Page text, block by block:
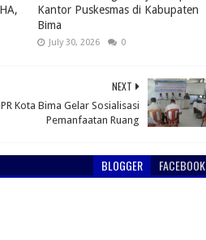
Kantor Puskesmas di Kabupaten
Bima
July 30, 2026 0
NEXT
Kota Bima Gelar Sosialisasi
Pemanfaatan Ruang
BLOGGER FACEBOOK